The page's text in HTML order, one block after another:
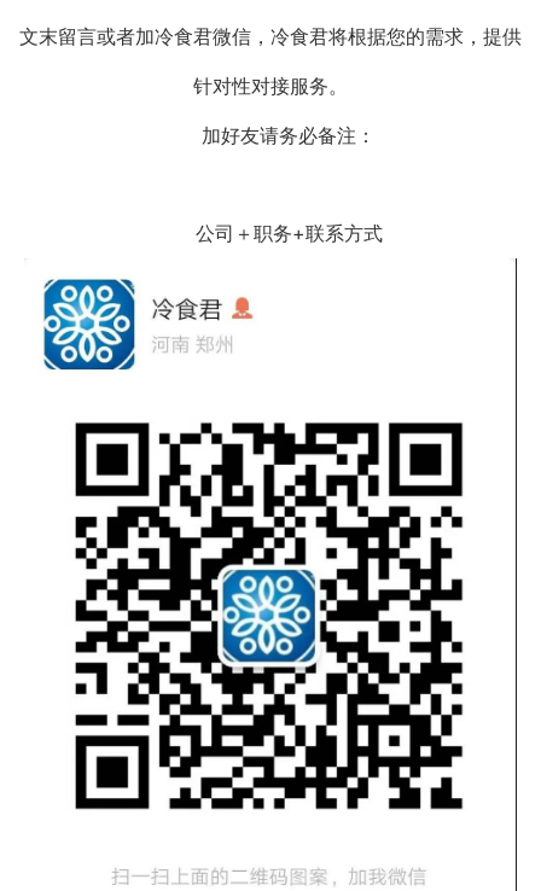
文末留言或者加冷食君微信，冷食君将根据您的需求，提供
针对性对接服务。
加好友请务必备注：
公司＋职务+联系方式